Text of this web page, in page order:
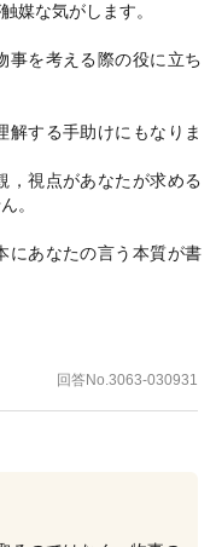
媒な気がします。
事を考える際の役に立ち
解する手助けにもなりま
，視点があなたが求める
。
にあなたの言う本質が書
回答No.3063-030931